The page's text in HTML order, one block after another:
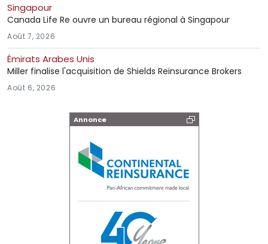
Singapour
Canada Life Re ouvre un bureau régional à Singapour
Août 7, 2026
Émirats Arabes Unis
Miller finalise l'acquisition de Shields Reinsurance Brokers
Août 6, 2026
Annonce